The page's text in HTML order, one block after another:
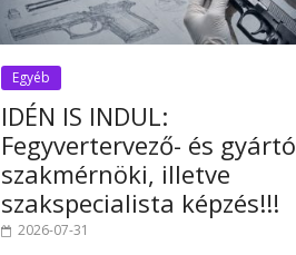
Egyéb
IDÉN IS INDUL:
Fegyvertervező- és gyártó
szakmérnöki, illetve
szakspecialista képzés!!!
2026-07-31